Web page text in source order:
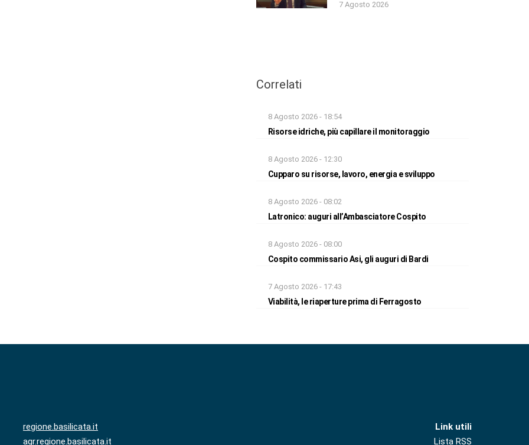
7 Agosto 2026
Correlati
8 Agosto 2026 - 18:54
Risorse idriche, più capillare il monitoraggio
8 Agosto 2026 - 12:30
Cupparo su risorse, lavoro, energia e sviluppo
8 Agosto 2026 - 08:02
Latronico: auguri all’Ambasciatore Cospito
8 Agosto 2026 - 08:00
Cospito commissario Asi, gli auguri di Bardi
7 Agosto 2026 - 17:43
Viabilità, le riaperture prima di Ferragosto
regione.basilicata.it
agr.regione.basilicata.it
Link utili
Lista RSS